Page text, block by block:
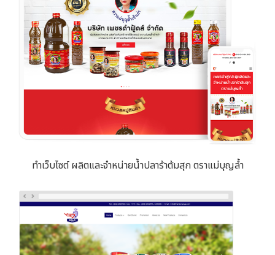
ทำเว็บไซต์ ผลิตและจำหน่ายน้ำปลาร้าต้มสุก ตราแม่บุญล้ำ